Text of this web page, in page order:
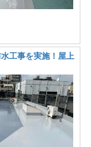
工事を実施！屋上